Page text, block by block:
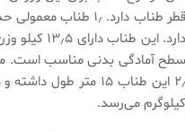
دارد. این
سطح آمادگی بدنی مناسب است.
کیلوگرم می‌رسد.